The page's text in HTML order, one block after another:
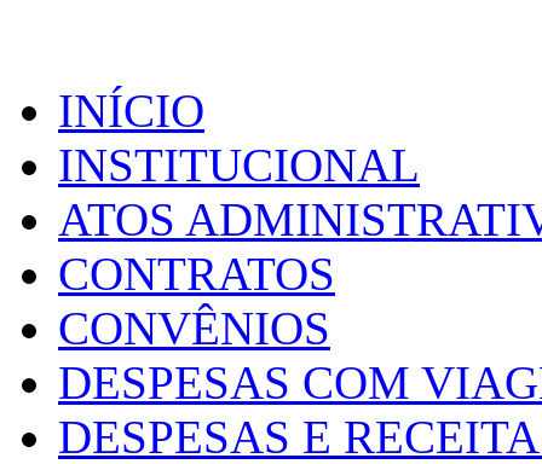
INÍCIO
INSTITUCIONAL
ATOS
CONTRATOS
CONVÊNIOS
DESPESAS COM
DESPESAS E